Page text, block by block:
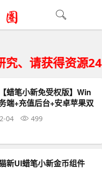
、请获得资源
蜡笔小新免受权版】Win
端+充值后台+安卓苹果双
04 499
新UI蜡笔小新金币组件